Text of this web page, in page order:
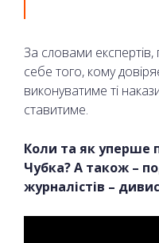
За словами
себе того, кому
виконуватиме ті
ставитиме.
Коли та як уперше
Чубка? А також –
журналістів –